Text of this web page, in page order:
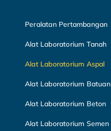
Peralatan Pertambangan
Alat Laboratorium Tanah
Alat Laboratorium Aspal
Alat Laboratorium Batuan
Alat Laboratorium Beton
Alat Laboratorium Semen